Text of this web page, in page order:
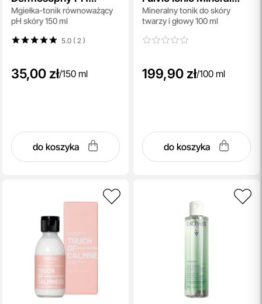
Balancing Toner Mist
Mgiełka-tonik równoważący
pH skóry 150 ml
5.0 ( 2 )
35,00 zł/150 ml
do koszyka
Face and Scalp Toner
Mineralny tonik do skóry
twarzy i głowy 100 ml
199,90 zł/100 ml
do koszyka